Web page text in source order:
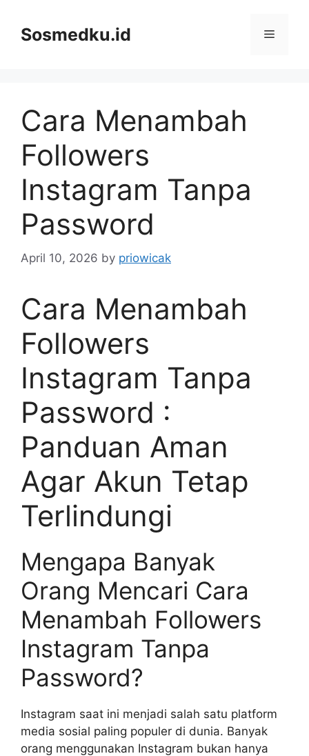
contentSosmedku.id Menu
Cara Menambah
Followers
Instagram Tanpa
Password
April 10, 2026 by priowicak
Cara Menambah
Followers
Instagram Tanpa
Password :
Panduan Aman
Agar Akun Tetap
Terlindungi
Mengapa Banyak
Orang Mencari Cara
Menambah Followers
Instagram Tanpa
Password?
Instagram saat ini menjadi salah satu platform
media sosial paling populer di dunia. Banyak
orang menggunakan Instagram bukan hanya